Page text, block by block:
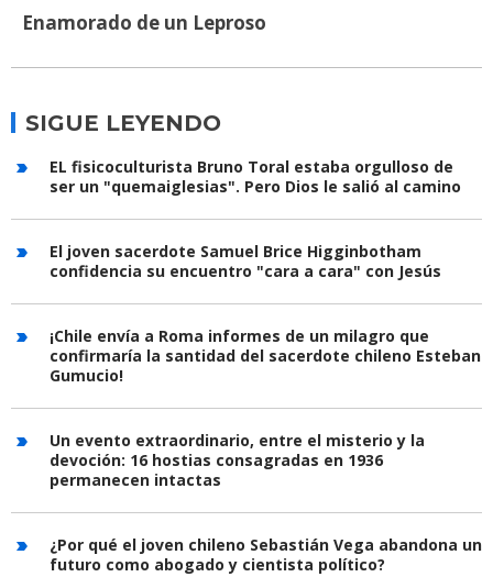
Enamorado de un Leproso
SIGUE LEYENDO
EL fisicoculturista Bruno Toral estaba orgulloso de
ser un "quemaiglesias". Pero Dios le salió al camino
El joven sacerdote Samuel Brice Higginbotham
confidencia su encuentro "cara a cara" con Jesús
¡Chile envía a Roma informes de un milagro que
confirmaría la santidad del sacerdote chileno Esteban
Gumucio!
Un evento extraordinario, entre el misterio y la
devoción: 16 hostias consagradas en 1936
permanecen intactas
¿Por qué el joven chileno Sebastián Vega abandona un
futuro como abogado y cientista político?